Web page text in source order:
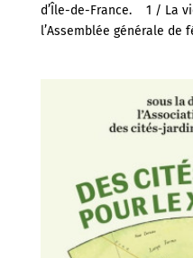
d’Île-de-France. 1 / La
l’Assemblée générale de